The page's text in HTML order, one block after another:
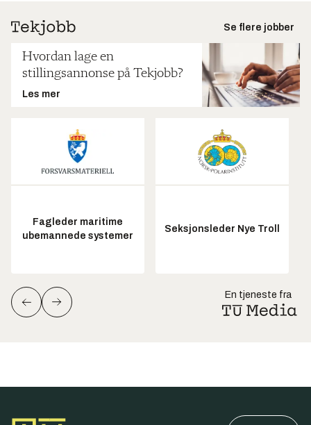
Se flere jobber
Hvordan lage en
stillingsannonse på Tekjobb?
Les mer
Fagleder maritime
ubemannede systemer
Seksjonsleder Nye Troll
En tjeneste fra